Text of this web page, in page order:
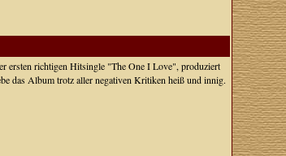
ersten richtigen Hitsingle "The One I Love", produziert
das Album trotz aller negativen Kritiken heiß und innig.